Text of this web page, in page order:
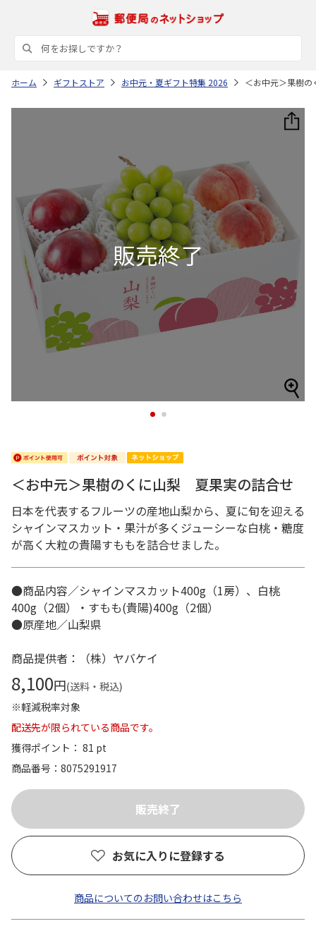
ホーム ギフトストア お中元・夏ギフト特集 2026 ＜お中元＞果樹
1 2
＜お中元＞果樹のくに山梨 夏果実の詰合せ
日本を代表するフルーツの産地山梨から、夏に旬を迎える
シャインマスカット・果汁が多くジューシーな白桃・糖度
が高く大粒の貴陽すももを詰合せました。
●商品内容／シャインマスカット400g（1房）、白桃
400g（2個）・すもも(貴陽)400g（2個）
●原産地／山梨県
商品提供者：（株）ヤバケイ
8,100円(送料・税込)
※軽減税率対象
配送先が限られている商品です。
獲得ポイント： 81 pt
商品番号
8075291917
お気に入りに登録する
商品についてのお問い合わせはこちら